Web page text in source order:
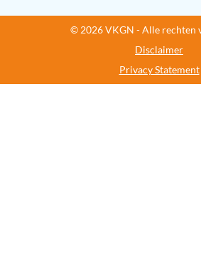
© 2026 VKGN - Alle rechten
Disclaimer
Privacy Statement